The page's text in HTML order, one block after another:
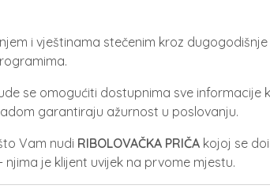
i vještinama stečenim kroz dugogodišnje
se omogućiti dostupnima sve informacije
garantiraju ažurnost u poslovanju.
Vam nudi RIBOLOVAČKA PRIČA kojoj se
je klijent uvijek na prvome mjestu.